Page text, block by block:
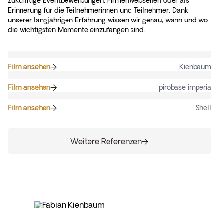
Erinnerung für die Teilnehmerinnen und Teilnehmer. Dank
unserer langjährigen Erfahrung wissen wir genau, wann und wo
die wichtigsten Momente einzufangen sind.
Film ansehen
Film ansehen Kienbaum
Film ansehen
Film ansehen pirobase imperia
Film ansehen
Film ansehen Shell
Weitere Referenzen